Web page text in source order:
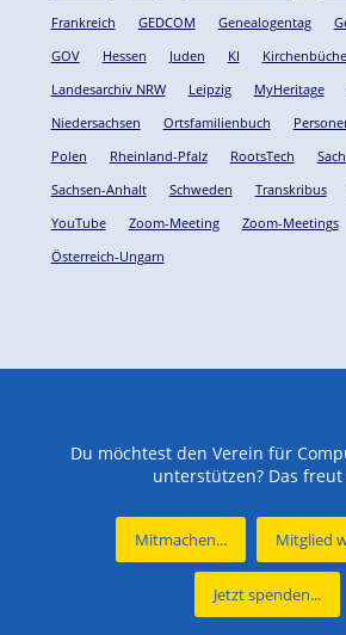
Frankreich
GEDCOM Genealogentag
GOV
Hessen Juden KI
Landesarchiv NRW
Leipzig MyHeritage
Niedersachsen
Ortsfamilienbuch
Polen
Rheinland-Pfalz RootsTech
Sachsen-Anhalt
Schweden Transkribus
YouTube
Zoom-Meeting Zoom-Meetings
Österreich-Ungarn
Du möchtest den Verein für
unterstützen? Das freut
Mitmachen... Mitglied
Jetzt spenden...